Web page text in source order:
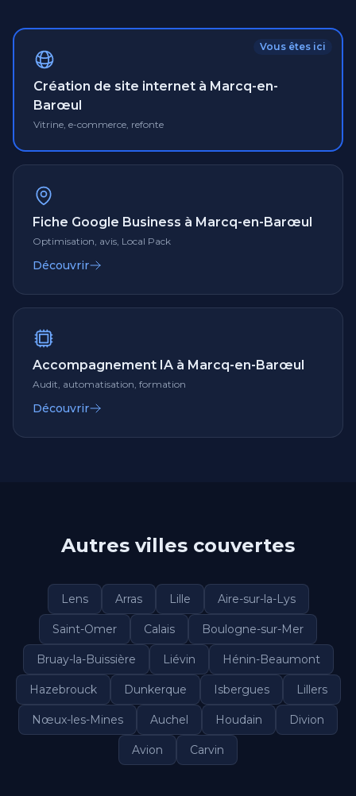
Vous êtes ici
Création de site internet à Marcq-en-
Barœul
Vitrine, e-commerce, refonte
Fiche Google Business à Marcq-en-Barœul
Optimisation, avis, Local Pack
Découvrir
Accompagnement IA à Marcq-en-Barœul
Audit, automatisation, formation
Découvrir
Autres villes couvertes
Lens Arras Lille Aire-sur-la-Lys
Saint-Omer Calais Boulogne-sur-Mer
Bruay-la-Buissière Liévin Hénin-Beaumont
Hazebrouck Dunkerque Isbergues Lillers
Nœux-les-Mines Auchel Houdain Divion
Avion Carvin